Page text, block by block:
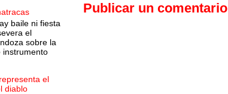
Publicar un comentario
baile ni fiesta
el
sobre la
instrumento
el
diablo